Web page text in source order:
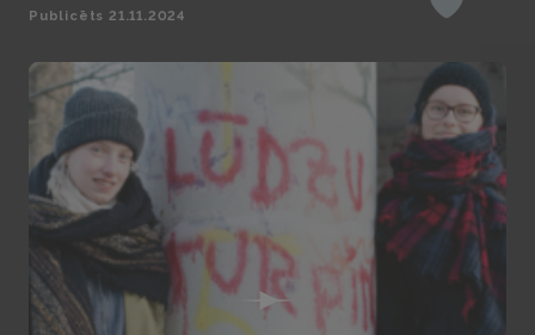
Publicēts 21.11.2024 Iepatikas